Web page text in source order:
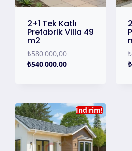
2+1 Tek Katlı
Prefabrik Villa 49
m2
₺580.000,00
₺540.000,00
₺
₺
İndirim!